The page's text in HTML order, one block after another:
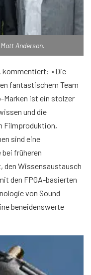
Anderson.
kommentiert: »Die
fantastischem Team
Marken ist ein stolzer
und die
Filmproduktion,
sind eine
bei früheren
den Wissensaustausch
den FPGA-basierten
von Sound
beneidenswerte